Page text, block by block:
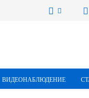
ВИДЕОНАБЛЮДЕНИЕ